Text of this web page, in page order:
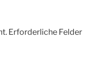
Erforderliche Felder